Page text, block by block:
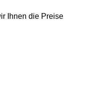
Ihnen die Preise